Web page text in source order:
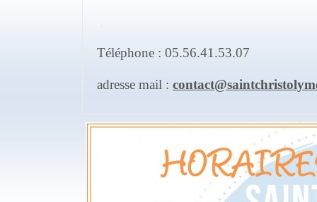
Téléphone : 05.56.41.53.07
adresse mail :